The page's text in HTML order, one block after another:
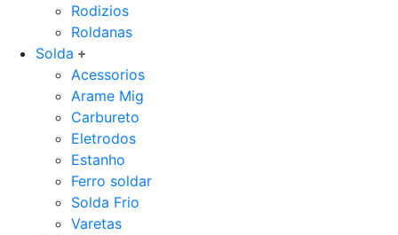
Rodizios
Roldanas
Solda
Acessorios
Arame Mig
Carbureto
Eletrodos
Estanho
Ferro soldar
Solda Frio
Varetas